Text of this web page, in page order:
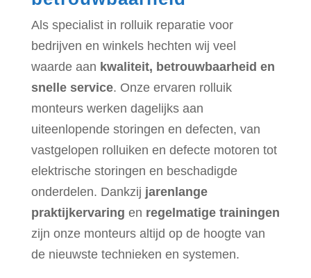
Als specialist in rolluik reparatie voor
bedrijven en winkels hechten wij veel
waarde aan kwaliteit, betrouwbaarheid en
snelle service. Onze ervaren rolluik
monteurs werken dagelijks aan
uiteenlopende storingen en defecten, van
vastgelopen rolluiken en defecte motoren tot
elektrische storingen en beschadigde
onderdelen. Dankzij jarenlange
praktijkervaring en regelmatige trainingen
zijn onze monteurs altijd op de hoogte van
de nieuwste technieken en systemen.